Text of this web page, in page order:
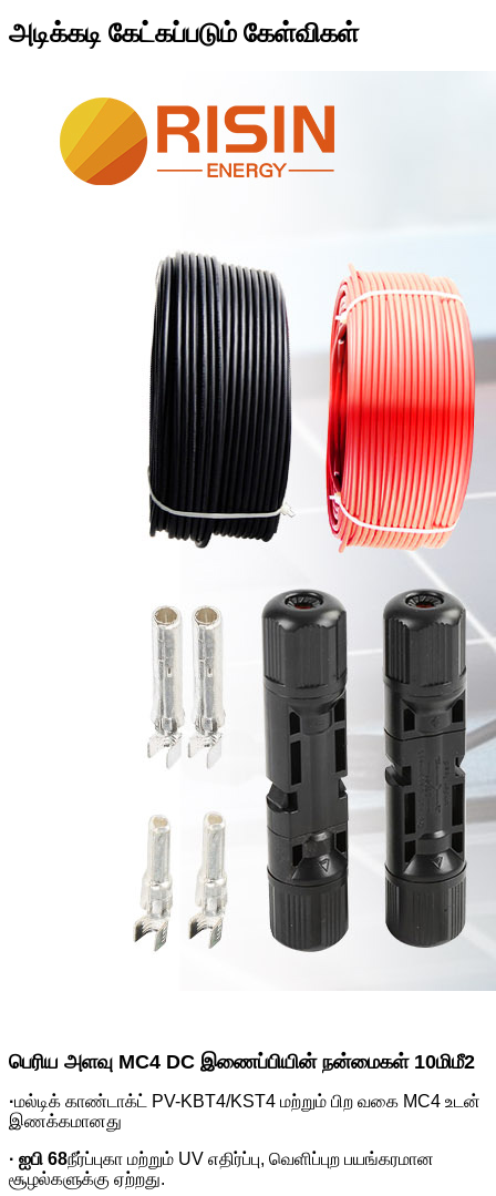
அடிக்கடி கேட்கப்படும் கேள்விகள்
பெரிய அளவு MC4 DC இணைப்பியின் நன்மைகள் 10மிமீ2
·மல்டிக் காண்டாக்ட் PV-KBT4/KST4 மற்றும் பிற வகை MC4 உடன்
இணக்கமானது
· ஐபி 68நீர்ப்புகா மற்றும் UV எதிர்ப்பு, வெளிப்புற பயங்கரமான
சூழல்களுக்கு ஏற்றது.